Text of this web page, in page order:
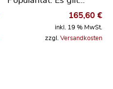
165,60 €
inkl. 19 % MwSt.
zzgl. Versandkosten